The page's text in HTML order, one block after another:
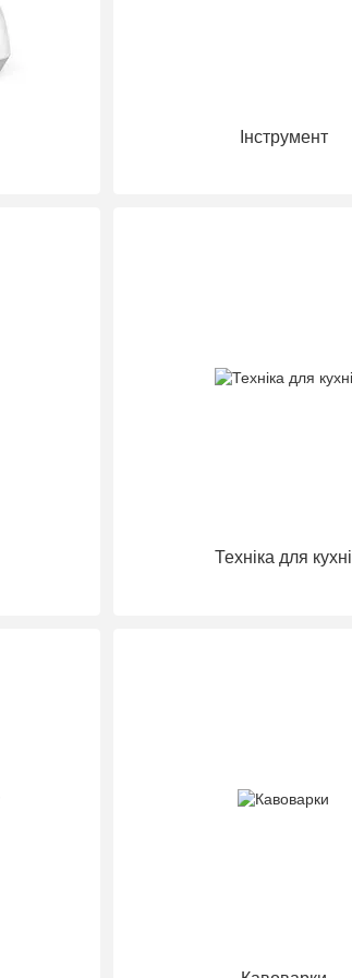
Інструмент
Техніка для кухні